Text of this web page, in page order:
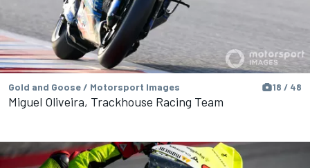
Gold and Goose / Motorsport Images 18 / 48
Miguel Oliveira, Trackhouse Racing Team